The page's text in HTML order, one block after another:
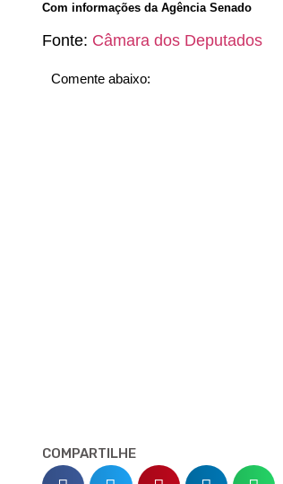
Com informações da Agência Senado
Fonte: Câmara dos Deputados
Comente abaixo:
COMPARTILHE